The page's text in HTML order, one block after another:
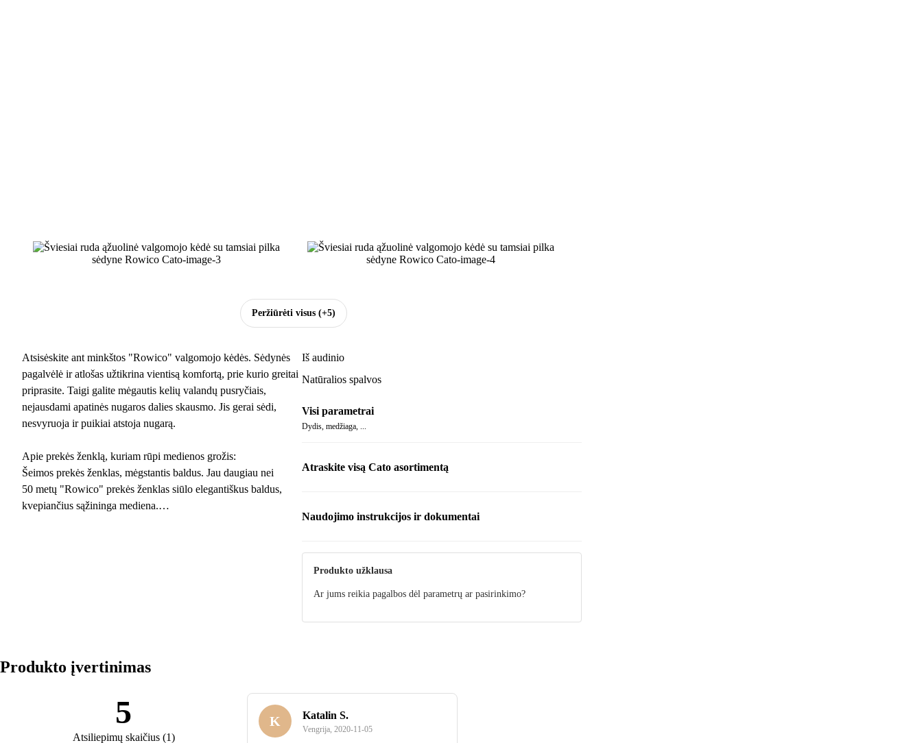
Peržiūrėti visus (+5)
Atsisėskite ant minkštos "Rowico" valgomojo kėdės. Sėdynės
pagalvėlė ir atlošas užtikrina vientisą komfortą, prie kurio greitai
priprasite. Taigi galite mėgautis kelių valandų pusryčiais,
nejausdami apatinės nugaros dalies skausmo. Jis gerai sėdi,
nesvyruoja ir puikiai atstoja nugarą.
Apie prekės ženklą, kuriam rūpi medienos grožis:
Šeimos prekės ženklas, mėgstantis baldus. Jau daugiau nei
50 metų "Rowico" prekės ženklas siūlo elegantiškus baldus,
kvepiančius sąžininga mediena.
Iš audinio
Natūralios spalvos
Visi parametrai
Dydis, medžiaga, ...
Atraskite visą Cato asortimentą
Naudojimo instrukcijos ir dokumentai
Produkto užklausa
Ar jums reikia pagalbos dėl parametrų ar pasirinkimo?
Produkto įvertinimas
5
Atsiliepimų skaičius(1)
K Katalin S.
Vengrija, 2020‑11‑05